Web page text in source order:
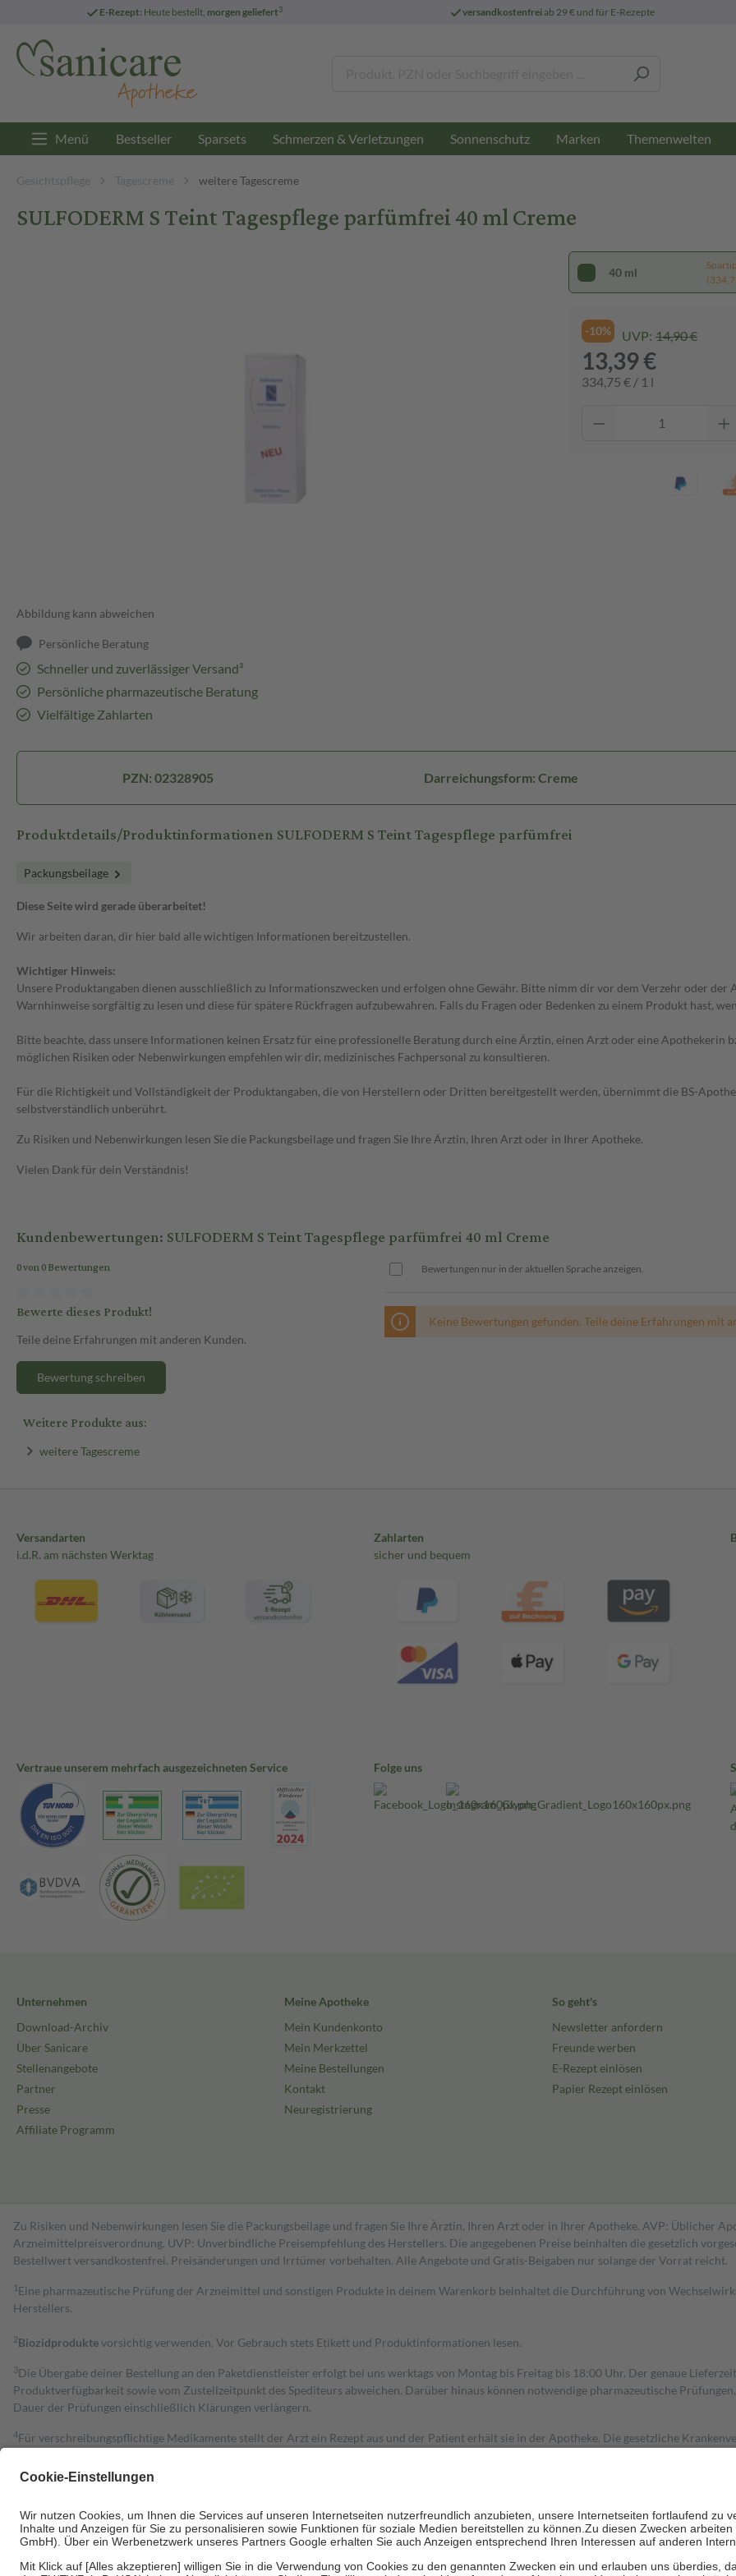
E-Rezept: Heute bestellt, morgen geliefert3 versandkostenfreiab 29 € und für E-Rezepte
Menü Bestseller Sparsets Schmerzen & Verletzungen Sonnenschutz Marken Themenwelten
Gesichtspflege Tagescreme weitere Tagescreme
SULFODERM S Teint Tagespflege parfümfrei 40 ml Creme
Abbildung kann abweichen
Persönliche Beratung
Schneller und zuverlässiger Versand³
Persönliche pharmazeutische Beratung
Vielfältige Zahlarten
40 ml
-10% UVP: 14,90 €
13,39 €
334,75 € / 1 l
PZN: 02328905 Darreichungsform: Creme
Produktdetails/Produktinformationen SULFODERM S Teint Tagespflege parfümfrei
Packungsbeilage
Diese Seite wird gerade überarbeitet!
Wir arbeiten daran, dir hier bald alle wichtigen Informationen bereitzustellen.
Wichtiger Hinweis:
Unsere Produktangaben dienen ausschließlich zu Informationszwecken und erfolgen ohne Gewähr. Bitte nimm dir vor dem Verzehr oder
Warnhinweise sorgfältig zu lesen und diese für spätere Rückfragen aufzubewahren. Falls du Fragen oder Bedenken zu einem Produkt hast,
Bitte beachte, dass unsere Informationen keinen Ersatz für eine professionelle Beratung durch eine Ärztin, einen Arzt oder eine Apothekerin
möglichen Risiken oder Nebenwirkungen empfehlen wir dir, medizinisches Fachpersonal zu konsultieren.
Für die Richtigkeit und Vollständigkeit der Produktangaben, die von Herstellern oder Dritten bereitgestellt werden, übernimmt die BS-
selbstverständlich unberührt.
Zu Risiken und Nebenwirkungen lesen Sie die Packungsbeilage und fragen Sie Ihre Ärztin, Ihren Arzt oder in Ihrer Apotheke.
Vielen Dank für dein Verständnis!
Kundenbewertungen: SULFODERM S Teint Tagespflege parfümfrei 40 ml Creme
0 von 0 Bewertungen
Bewerte dieses Produkt!
Teile deine Erfahrungen mit anderen Kunden.
Bewertung schreiben
Bewertungen nur in der aktuellen Sprache anzeigen.
Keine Bewertungen gefunden. Teile deine Erfahrungen mit
Weitere Produkte aus:
weitere Tagescreme
Versandarten
i.d.R. am nächsten Werktag
Zahlarten
sicher und bequem
Vertraue unserem mehrfach ausgezeichneten Service Folge uns
Unternehmen
Download-Archiv
Über Sanicare
Stellenangebote
Partner
Presse
Affiliate Programm
Meine Apotheke
Mein Kundenkonto
Mein Merkzettel
Meine Bestellungen
Kontakt
Neuregistrierung
So geht's
Newsletter anfordern
Freunde werben
E-Rezept einlösen
Papier Rezept einlösen
Zu Risiken und Nebenwirkungen lesen Sie die Packungsbeilage und fragen Sie Ihre Ärztin, Ihren Arzt oder in Ihrer Apotheke. AVP: Üblicher
Arzneimittelpreisverordnung. UVP: Unverbindliche Preisempfehlung des Herstellers. Die angegebenen Preise beinhalten die gesetzlich
Bestell­wert versand­kosten­frei. Preisänderungen und Irrtümer vorbehalten. Alle Angebote und Gratis-Beigaben nur solange der Vorrat reicht.
1 Eine pharmazeutische Prüfung der Arzneimittel und sonstigen Produkte in deinem Warenkorb beinhaltet die Durchführung von
Herstellers.
2Biozidproduktevorsichtig verwenden. Vor Gebrauch stets Etikett und Produktinformationen lesen.
3Die Übergabe deiner Bestellung an den Paketdienstleister erfolgt bei uns werktags von Montag bis Freitag bis 18:00 Uhr. Der genaue
Produktverfügbarkeit sowie vom Zustellzeitpunkt des Spediteurs abweichen. Darüber hinaus können notwendige pharmazeutische
Dauer der Prüfungen einschließlich Klärungen verlängern.
4Für verschreibungspflichtige Medikamente stellt der Arzt ein Rezept aus und der Patient erhält sie in der Apotheke. Die gesetzliche
Grundsätzlich leisten Mitglieder Zuzahlungen in Höhe von zehn Prozent des Abgabepreises,
Bei Heilmitteln und häuslicher Krankenpflege beträgt die Zuzahlung zehn Prozent der Kosten sowie zehn Euro je Verordnung.
Um das Engagement der Versicherten für ihre eigene Gesundheit zu stärken und die besondere Stellung der Familie zu unterstützen, fallen